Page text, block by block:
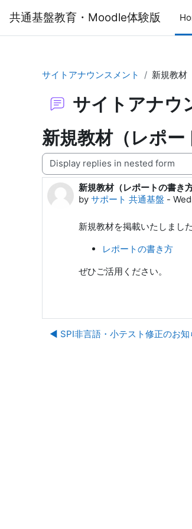
共通基盤教育・Moodle体験版
サイトアナウンスメント 新規教材
サイトアナウ
新規教材（レポ
Display mode
新規教材（レポートの書き
by サポート 共通基盤 -
Number of replies: 0
新規教材を掲載いたしまし
レポートの書き方
ぜひご活用ください。
◀︎ SPI非言語・小テスト修正のお知